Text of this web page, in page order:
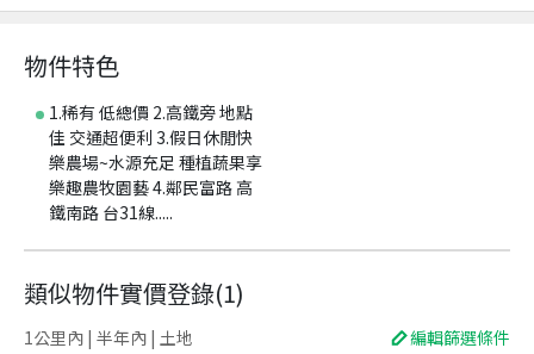
物件特色
1.稀有 低總價 2.高鐵旁 地點
佳 交通超便利 3.假日休閒快
樂農場~水源充足 種植蔬果享
樂趣農牧園藝 4.鄰民富路 高
鐵南路 台31線.....
類似物件實價登錄(1)
1公里內 | 半年內 | 土地 編輯篩選條件